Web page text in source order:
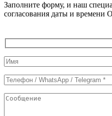
Заполните форму, и наш
согласования даты и времени
Служебные
поля
формы